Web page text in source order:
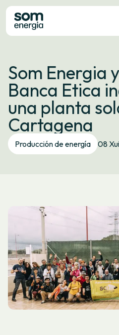
Tarifas
Servizos
Empresas
La cooperativa
Contacto
Trámites
Som Energia
Banca Etica
una planta
Cartagena
Producción de energía 08